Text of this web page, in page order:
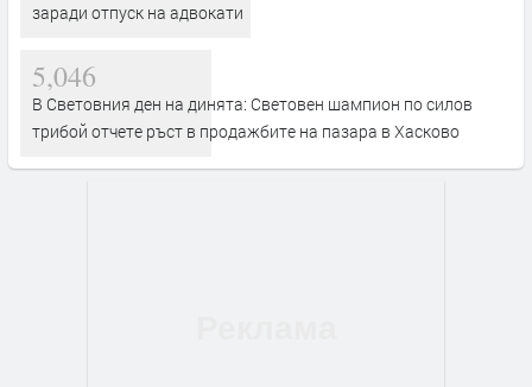
заради отпуск на адвокати
5,046
В Световния ден на динята: Световен шампион по силов
трибой отчете ръст в продажбите на пазара в Хасково